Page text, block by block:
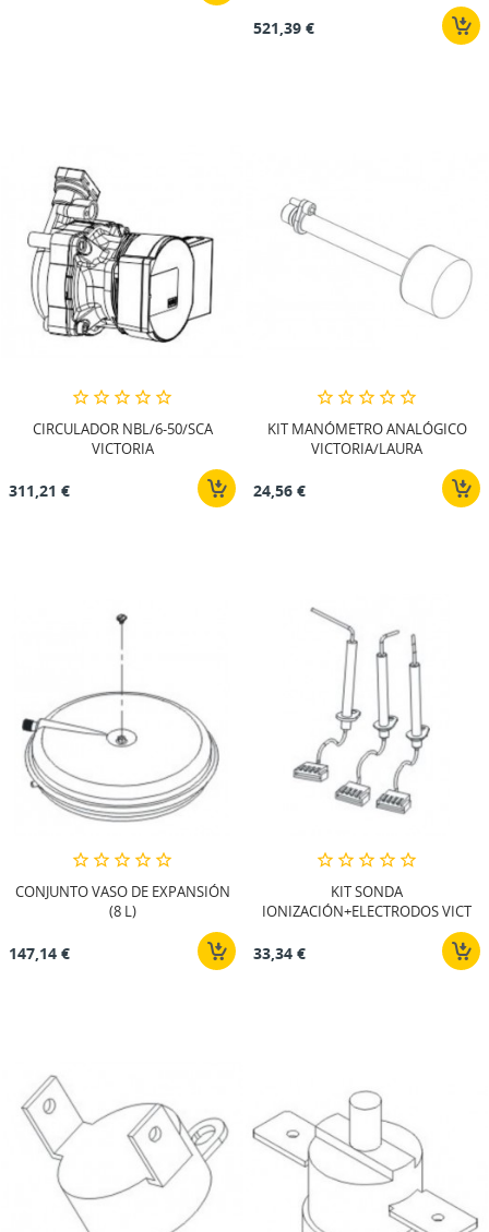
521,39 €
CIRCULADOR NBL/6-50/SCA
VICTORIA
311,21 €
KIT MANÓMETRO ANALÓGICO
VICTORIA/LAURA
24,56 €
CONJUNTO VASO DE EXPANSIÓN
(8 L)
147,14 €
KIT SONDA
IONIZACIÓN+ELECTRODOS VICT
33,34 €